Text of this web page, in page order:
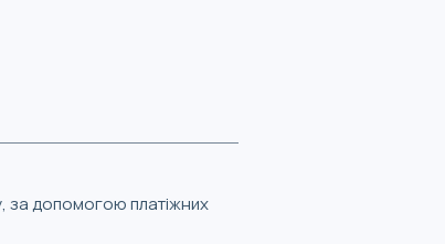
за допомогою платіжних